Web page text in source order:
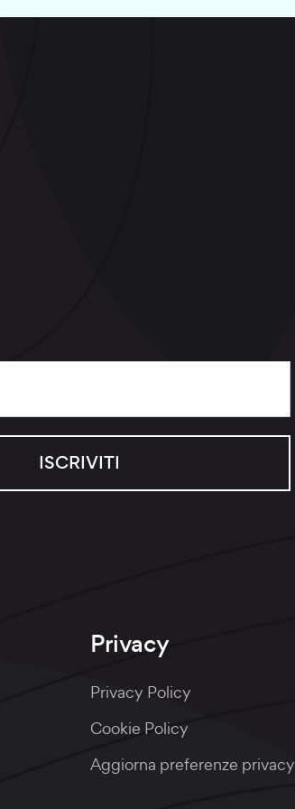
ISCRIVITI
Privacy
Privacy Policy
Cookie Policy
Aggiorna preferenze privacy